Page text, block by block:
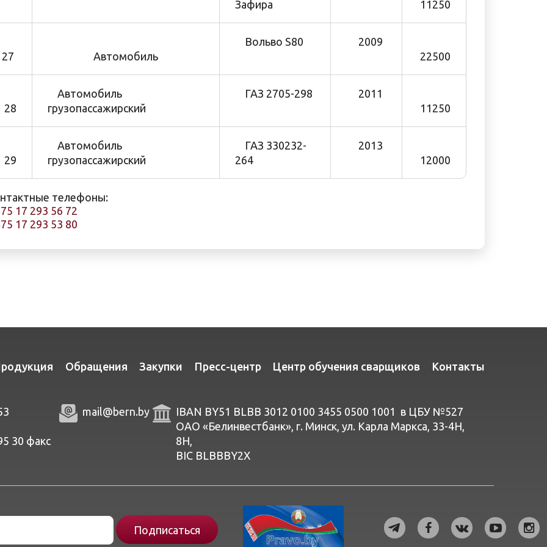
Зафира
11250
27 Автомобиль
Вольво S80
2009
22500
28
Автомобиль
грузопассажирский
ГАЗ 2705-298
2011
11250
29
Автомобиль
грузопассажирский
ГАЗ 330232-
264
2013
12000
телефоны:
17 293 56 72
17 293 53 80
Обращения Закупки Пресс-центр Центр обучения сварщиков Контакты
30 факc
mail@bern.by
IBAN BY51 BLBB 3012 0100 3455 0500 1001 в ЦБУ №527
ОАО «Белинвестбанк», г. Минск, ул. Карла Маркса, 33-4Н,
8Н,
BIC BLBBBY2X